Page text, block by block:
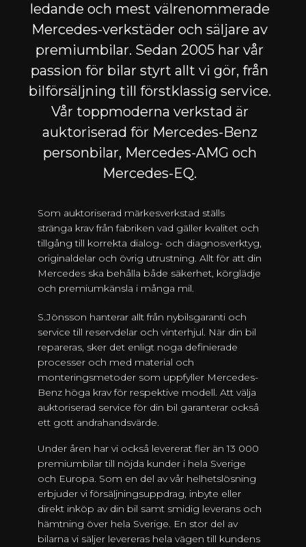
ledande och mest välrenommerade
Mercedes-verkstäder och säljare av
premiumbilar. Sedan 2005 har vår
passion för bilar styrt allt vi gör, från
bilförsäljning till förstklassig service.
Vår toppmoderna verkstad är
auktoriserad för Mercedes-Benz
personbilar, Mercedes-AMG och
Mercedes-EQ.
Som auktoriserad märkesverkstad ställs
stränga krav från fabriken vad gäller kvalitet och
tillgång till korrekta dialog- och diagnosverktyg,
originaldelar och övrig utrustning. Allt för att din
Mercedes ska behålla både säkerhet, körglädje
och premiumkänsla i många mil.
S.Jönsson hanterar allt från nybilsgaranti och
service till reservdelar och vinterhjul. När din bil
repareras, sker det enligt noga definierade
processer och med material och
monteringsmetoder som uppfyller Mercedes-
Benz höga krav för respektive modell. Att välja
auktoriserad service för din bil garanterar också
ett gott andrahandsvärde.
Under åren har vi också levererat fler än 13 000
premiumbilar till nöjda kunder i hela Sverige
och Europa. Som en del av vår helhetslösning
erbjuder vi försäljningsuppdrag, inbyte eller
direkt inköp av din bil samt smidig leverans och
hämtning över hela Sverige. En stor del av
bilarna vi säljer levereras hela vägen till kundens